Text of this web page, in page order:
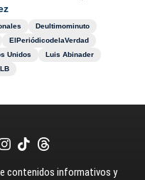
Deultimominuto
ElPeriódicodelaVerdad
Unidos
Luis Abinader
contenidos informativos y